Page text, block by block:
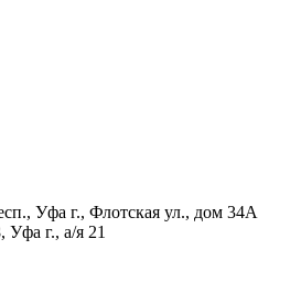
Уфа г., Флотская ул., дом 34А
Уфа г., а/я 21